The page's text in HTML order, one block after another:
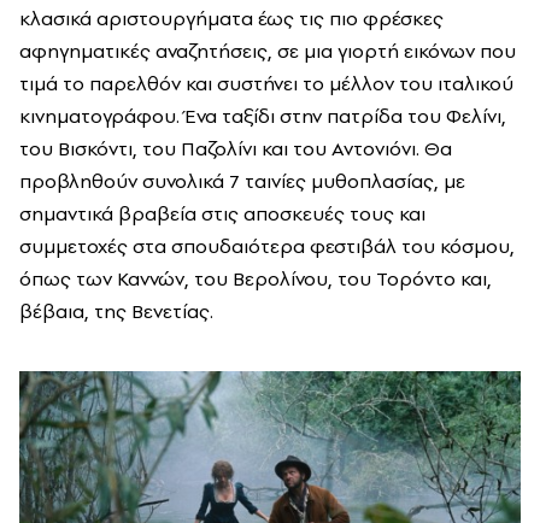
κλασικά αριστουργήματα έως τις πιο φρέσκες
αφηγηματικές αναζητήσεις, σε μια γιορτή εικόνων που
τιμά το παρελθόν και συστήνει το μέλλον του ιταλικού
κινηματογράφου. Ένα ταξίδι στην πατρίδα του Φελίνι,
του Βισκόντι, του Παζολίνι και του Αντονιόνι. Θα
προβληθούν συνολικά 7 ταινίες μυθοπλασίας, με
σημαντικά βραβεία στις αποσκευές τους και
συμμετοχές στα σπουδαιότερα φεστιβάλ του κόσμου,
όπως των Καννών, του Βερολίνου, του Τορόντο και,
βέβαια, της Βενετίας.